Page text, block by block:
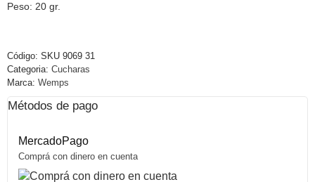
Peso: 20 gr.
Código: SKU 9069 31
Categoria: Cucharas
Marca: Wemps
Métodos de pago
MercadoPago
Comprá con dinero en cuenta